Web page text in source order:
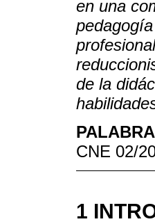
en una
de la
CNE 02/
1